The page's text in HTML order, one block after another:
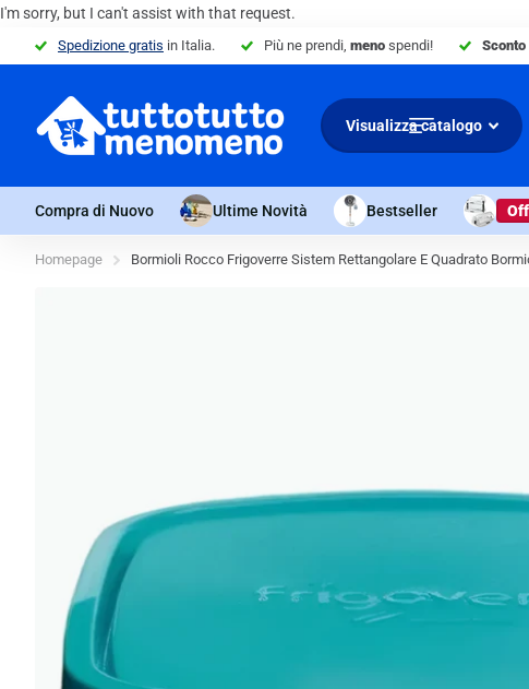
I'm sorry, but I can't assist with that request.
Spedizione gratis in Italia. Più ne prendi, meno spendi! Sconto
Visualizza catalogo
Compra di Nuovo Ultime Novità Bestseller
Homepage Bormioli Rocco Frigoverre Sistem Rettangolare E Quadrato